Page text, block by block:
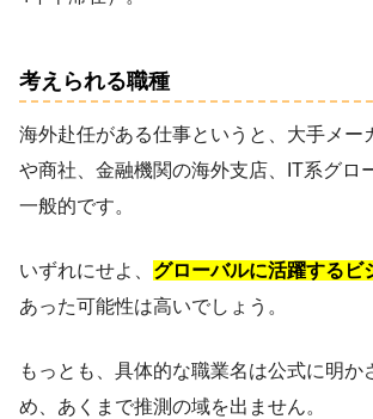
考えられる職種
海外赴任がある仕事というと、大手メー
や商社、金融機関の海外支店、IT系グロ
一般的です。
いずれにせよ、 グローバルに活躍するビ
あった可能性は高いでしょう。
もっとも、具体的な職業名は公式に明か
め、あくまで推測の域を出ません。